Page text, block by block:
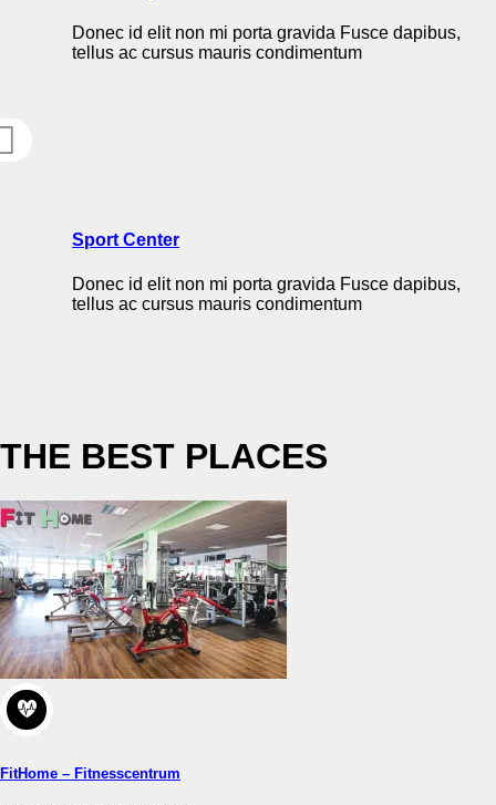
Donec id elit non mi porta gravida Fusce dapibus,
tellus ac cursus mauris condimentum
Sport Center
Donec id elit non mi porta gravida Fusce dapibus,
tellus ac cursus mauris condimentum
THE BEST PLACES
FitHome – Fitnesscentrum